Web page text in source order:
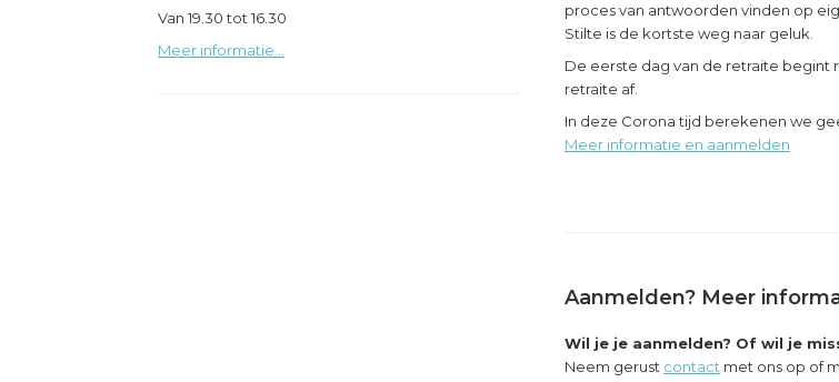
proces van antwoorden vinden op
Stilte is de kortste weg naar geluk.
De eerste dag van de retraite begint
retraite af.
In deze Corona tijd berekenen we
Meer informatie en aanmelden
Aanmelden? Meer
Wil je je aanmelden? Of wil je
Neem gerust contact met ons op of
Van 19.30 tot 16.30
Meer informatie...